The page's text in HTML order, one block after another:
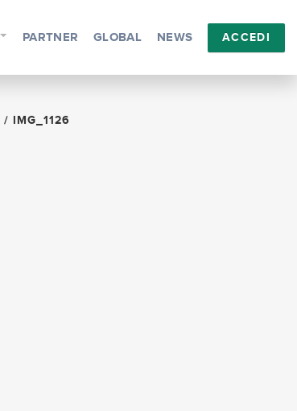
PARTNER GLOBAL NEWS ACCEDI
/ IMG_1126